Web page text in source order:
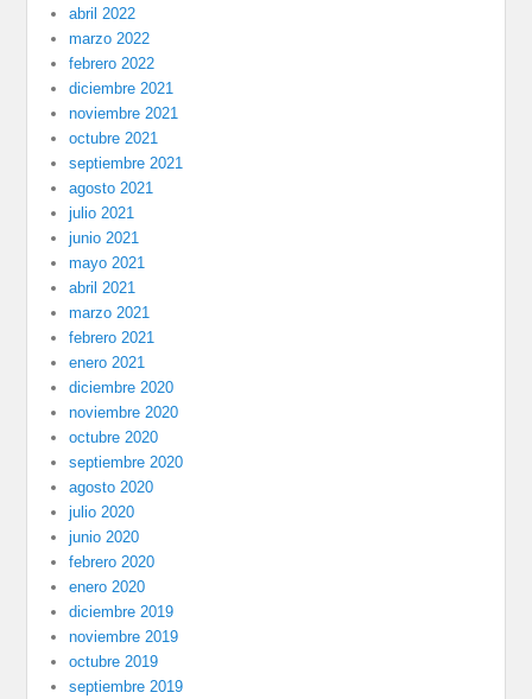
abril 2022
marzo 2022
febrero 2022
diciembre 2021
noviembre 2021
octubre 2021
septiembre 2021
agosto 2021
julio 2021
junio 2021
mayo 2021
abril 2021
marzo 2021
febrero 2021
enero 2021
diciembre 2020
noviembre 2020
octubre 2020
septiembre 2020
agosto 2020
julio 2020
junio 2020
febrero 2020
enero 2020
diciembre 2019
noviembre 2019
octubre 2019
septiembre 2019